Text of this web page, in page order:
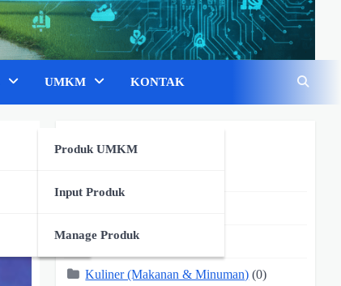
UMKM
Produk UMKM
Input Produk
Manage Produk
KONTAK
Kerajinan Tangan
Kuliner (Makanan & Minuman) (0)